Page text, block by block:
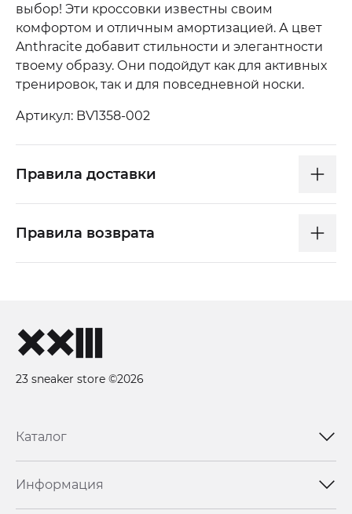
выбор! Эти кроссовки известны своим
комфортом и отличным амортизацией. А цвет
Anthracite добавит стильности и элегантности
твоему образу. Они подойдут как для активных
тренировок, так и для повседневной носки.
Артикул: BV1358-002
Правила доставки
Правила возврата
23 sneaker store ©2026
Каталог
Информация